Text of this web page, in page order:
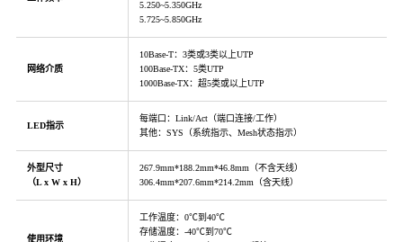
5.250~5.350GHz
5.725~5.850GHz
网络介质
10Base-T：3类或3类以上UTP
100Base-TX：5类UTP
1000Base-TX：超5类或以上UTP
LED指示
每端口：Link/Act（端口连接/工作）
其他：SYS（系统指示、Mesh状态指示）
外型尺寸
（L x W x H）
267.9mm*188.2mm*46.8mm（不含天线）
306.4mm*207.6mm*214.2mm（含天线）
使用环境
工作温度：0℃到40℃
存储温度：-40℃到70℃